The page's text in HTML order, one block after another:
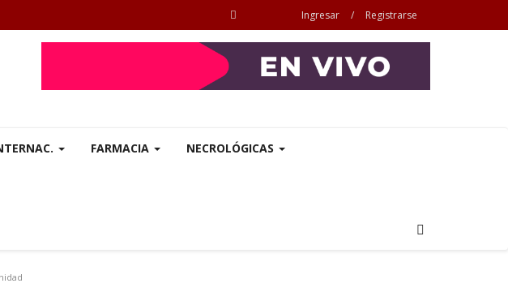
Ingresar / Registrarse
FARMACIA NECROLÓGICAS